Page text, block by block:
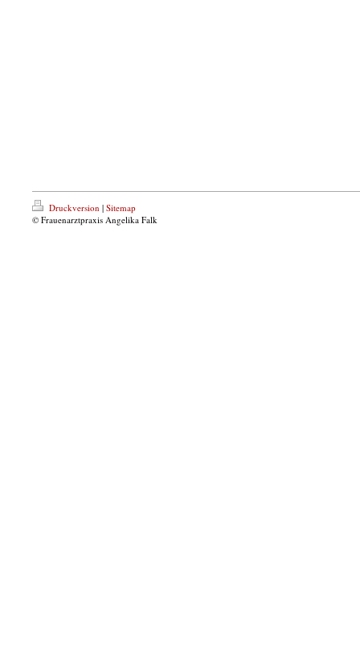
Druckversion | Sitemap
© Frauenarztpraxis Angelika Falk